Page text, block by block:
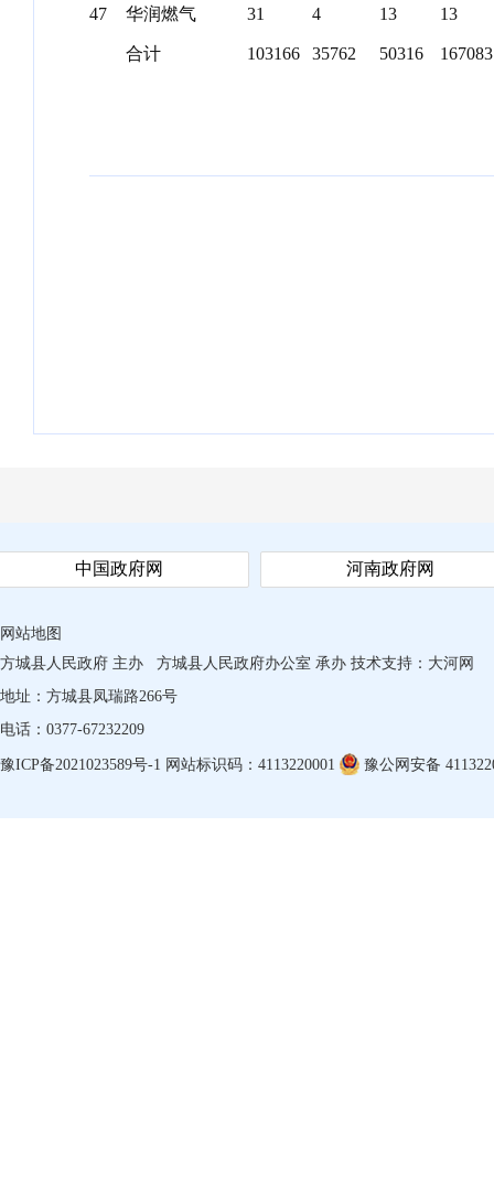
47 华润燃气 31 4 13 13
合计 103166 35762 50316 167083
中国政府网 河南政府网
网站地图
方城县人民政府 主办
方城县人民政府办公室 承办 技术支持： 大河网
地址：方城县凤瑞路266号
电话：0377-67232209
豫ICP备2021023589号-1 网站标识码：4113220001 豫公网安备